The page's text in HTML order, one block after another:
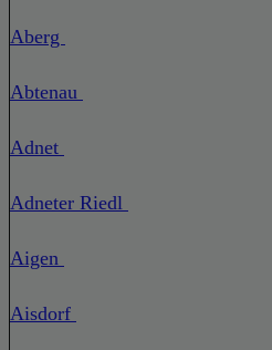
Aberg
Abtenau
Adnet
Adneter Riedl
Aigen
Aisdorf